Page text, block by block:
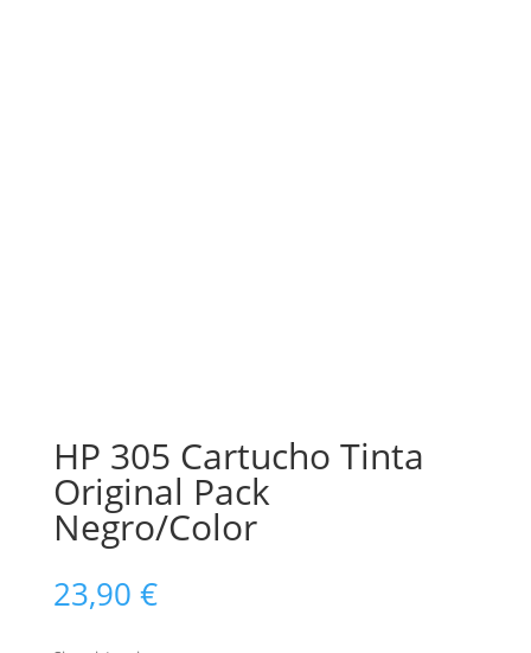
HP 305 Cartucho Tinta
Original Pack
Negro/Color
23,90 €